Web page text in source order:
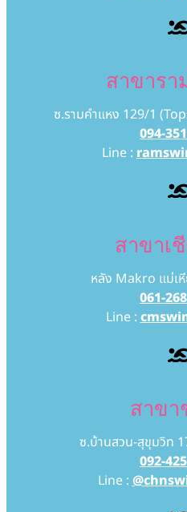
สาขารา
ซ.รามคำแหง 129/1
094-
Line :
สาขาเ
หลัง Makro แม่เ
061-
Line :
สาขา
ซ.บ้านสวน-สุขุมวิท
092-
Line :